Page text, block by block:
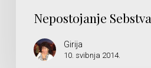
Nepostojanje Sebstva
Girija
10. svibnja 2014.